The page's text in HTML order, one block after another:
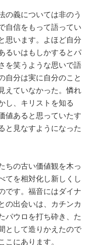
の義については非のう
自信をもって語ってい
思います。よほど自分
るいはもしかするとパ
を笑うような思いで語
自分は実に自分のこと
えていなかった。憐れ
し、キリストを知る
値あると思っていたす
と見なすようになった
ちの古い価値観を木っ
てを相対化し新しくし
です。福音にはダイナ
の出会いは、カチンカ
パウロを打ち砕き、た
として造りかえたので
こにあります。